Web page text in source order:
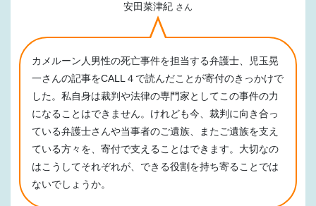
安田菜津紀 さん
カメルーン人男性の死亡事件を担当する弁護士、児玉晃
一さんの記事をCALL４で読んだことが寄付のきっかけで
した。私自身は裁判や法律の専門家としてこの事件の力
になることはできません。けれども今、裁判に向き合っ
ている弁護士さんや当事者のご遺族、またご遺族を支え
ている方々を、寄付で支えることはできます。大切なの
はこうしてそれぞれが、できる役割を持ち寄ることでは
ないでしょうか。